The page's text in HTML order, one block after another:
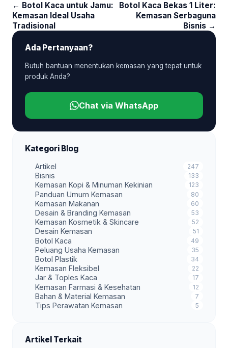
← Botol Kaca untuk Jamu:
Kemasan Ideal Usaha
Tradisional
Botol Kaca Bekas 1 Liter:
Kemasan Serbaguna
Bisnis →
Ada Pertanyaan?
Butuh bantuan menentukan kemasan yang tepat untuk
produk Anda?
Chat via WhatsApp
Kategori Blog
Artikel 247
Bisnis 133
Kemasan Kopi & Minuman Kekinian 123
Panduan Umum Kemasan 80
Kemasan Makanan 60
Desain & Branding Kemasan 53
Kemasan Kosmetik & Skincare 52
Desain Kemasan 51
Botol Kaca 49
Peluang Usaha Kemasan 35
Botol Plastik 34
Kemasan Fleksibel 22
Jar & Toples Kaca 17
Kemasan Farmasi & Kesehatan 12
Bahan & Material Kemasan 7
Tips Perawatan Kemasan 5
Artikel Terkait